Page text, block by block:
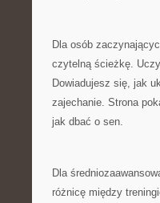
Dla osób
czytelną ścieżkę.
Dowiadujesz się, jak
zajechanie. Strona
jak dbać o sen.
Dla
różnicę między